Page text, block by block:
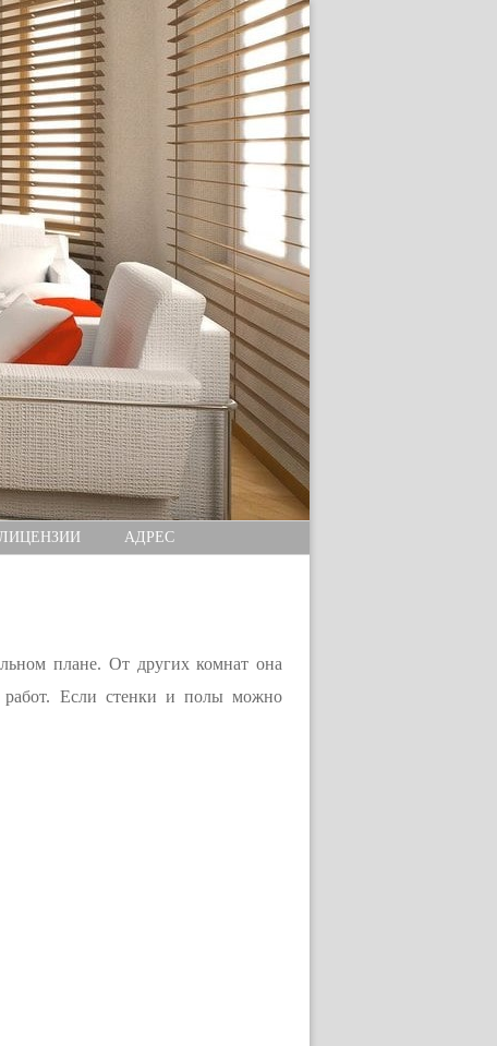
АДРЕС
плане. От других комнат она
работ. Если стенки и полы можно